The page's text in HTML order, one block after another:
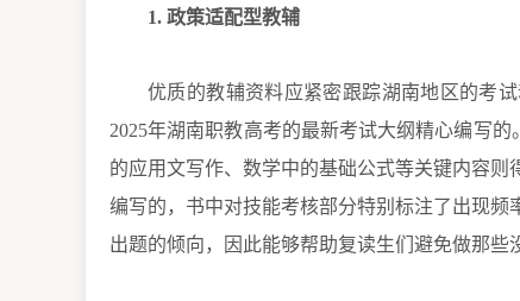
1. 政策适配型教辅
优质的教辅资料应紧密跟踪湖南地区的考
2025年湖南职教高考的最新考试大纲精心编写
的应用文写作、数学中的基础公式等关键内容
编写的，书中对技能考核部分特别标注了出现
出题的倾向，因此能够帮助复读生们避免做那些